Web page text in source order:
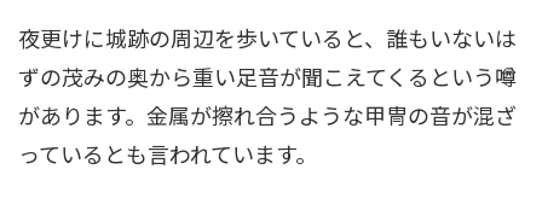
夜更けに城跡の周辺を歩いていると、誰もいないは
ずの茂みの奥から重い足音が聞こえてくるという噂
があります。金属が擦れ合うような甲冑の音が混ざ
っているとも言われています。